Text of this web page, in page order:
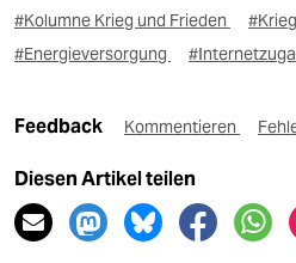
#Kolumne Krieg und Frieden
#Energieversorgung
Feedback Kommentieren
Diesen Artikel teilen